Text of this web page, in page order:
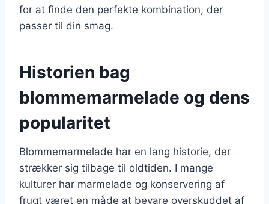
for at finde den perfekte kombination, der
passer til din smag.
Historien bag
blommemarmelade og dens
popularitet
Blommemarmelade har en lang historie, der
strækker sig tilbage til oldtiden. I mange
kulturer har marmelade og konservering af
frugt været en måde at bevare overskuddet af